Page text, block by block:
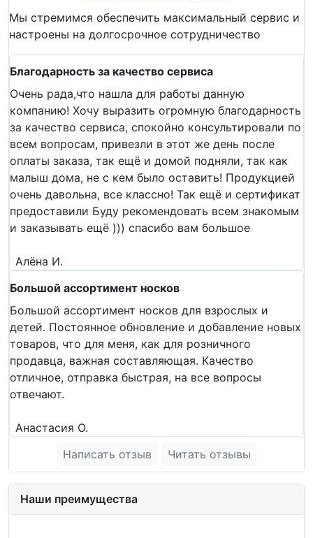
Мы стремимся обеспечить максимальный сервис и
настроены на долгосрочное сотрудничество
Благодарность за качество сервиса
Очень рада,что нашла для работы данную
компанию! Хочу выразить огромную благодарность
за качество сервиса, спокойно консультировали по
всем вопросам, привезли в этот же день после
оплаты заказа, так ещё и домой подняли, так как
малыш дома, не с кем было оставить! Продукцией
очень давольна, все классно! Так ещё и сертификат
предоставили Буду рекомендовать всем знакомым
и заказывать ещё ))) спасибо вам большое
Алёна И.
Большой ассортимент носков
Большой ассортимент носков для взрослых и
детей. Постоянное обновление и добавление новых
товаров, что для меня, как для розничного
продавца, важная составляющая. Качество
отличное, отправка быстрая, на все вопросы
отвечают.
Анастасия О.
Написать отзыв
Читать отзывы
Наши преимущества